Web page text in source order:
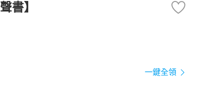
書】
一鍵全領